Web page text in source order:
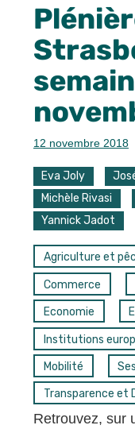
12 novembre 2018
Eva Joly
Michèle Rivasi
Yannick Jadot
Agriculture et
Commerce
Economie
Institutions
Mobilité
Transparence et
Retrouvez, sur